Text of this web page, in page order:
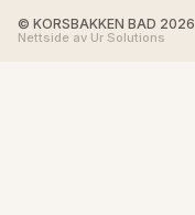
© KORSBAKKEN BAD 2026
Nettside av Ur Solutions